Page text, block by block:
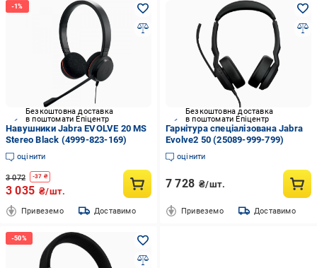
Безкоштовна доставка
в поштомати Епіцентр
Навушники Jabra EVOLVE 20 MS
Stereo Black (4999-823-169)
оцінити
3 072 -37 ₴
3 035 ₴/шт.
Привеземо Доставимо
Безкоштовна доставка
в поштомати Епіцентр
Гарнітура спеціалізована Jabra
Evolve2 50 (25089-999-799)
оцінити
7 728 ₴/шт.
Привеземо Доставимо